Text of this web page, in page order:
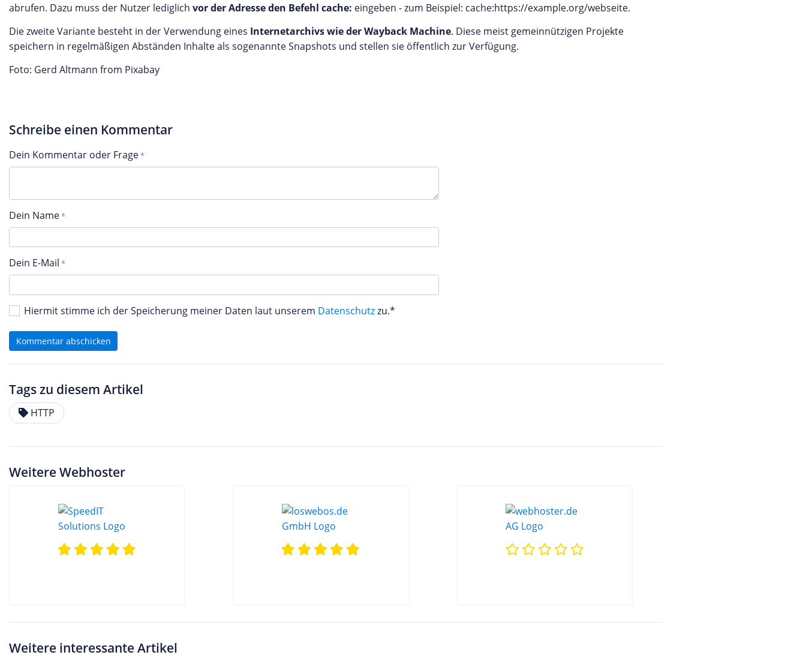
abrufen. Dazu muss der Nutzer lediglich vor der Adresse den Befehl cache: eingeben - zum Beispiel: cache:https://example.org/webseite.
Die zweite Variante besteht in der Verwendung eines Internetarchivs wie der Wayback Machine. Diese meist gemeinnützigen Projekte
speichern in regelmäßigen Abständen Inhalte als sogenannte Snapshots und stellen sie öffentlich zur Verfügung.
Foto: Gerd Altmann from Pixabay
Schreibe einen Kommentar
Dein Kommentar oder Frage
Dein Name
Dein E-Mail
Hiermit stimme ich der Speicherung meiner Daten laut unserem Datenschutzzu.*
Kommentar abschicken
Tags zu diesem Artikel
HTTP
Weitere Webhoster
Weitere interessante Artikel